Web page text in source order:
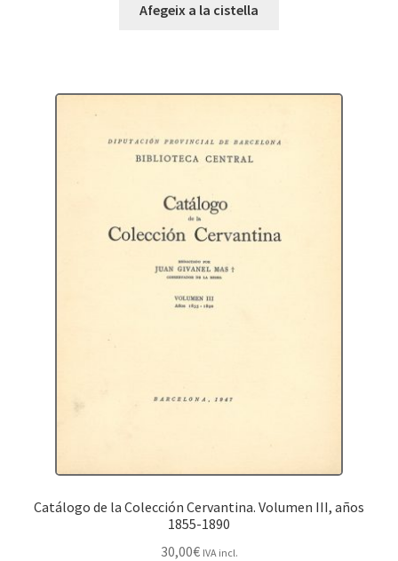
Afegeix a la cistella
Catálogo de la Colección Cervantina. Volumen III, años
1855-1890
30,00€ IVA incl.